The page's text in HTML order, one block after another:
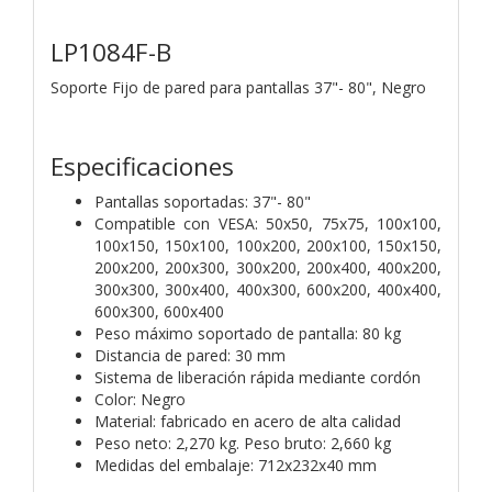
LP1084F-B
Soporte Fijo de pared para pantallas 37"- 80", Negro
Especificaciones
Pantallas soportadas: 37"- 80"
Compatible con VESA: 50x50, 75x75, 100x100,
100x150, 150x100, 100x200, 200x100, 150x150,
200x200, 200x300, 300x200, 200x400, 400x200,
300x300, 300x400, 400x300, 600x200, 400x400,
600x300, 600x400
Peso máximo soportado de pantalla: 80 kg
Distancia de pared: 30 mm
Sistema de liberación rápida mediante cordón
Color: Negro
Material: fabricado en acero de alta calidad
Peso neto: 2,270 kg. Peso bruto: 2,660 kg
Medidas del embalaje: 712x232x40 mm